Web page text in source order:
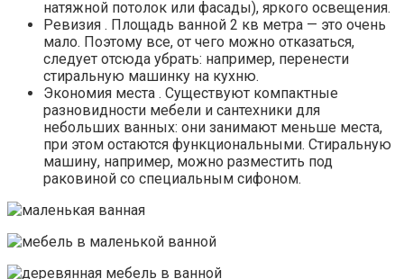
натяжной потолок или фасады), яркого освещения.
Ревизия . Площадь ванной 2 кв метра — это очень
мало. Поэтому все, от чего можно отказаться,
следует отсюда убрать: например, перенести
стиральную машинку на кухню.
Экономия места . Существуют компактные
разновидности мебели и сантехники для
небольших ванных: они занимают меньше места,
при этом остаются функциональными. Стиральную
машину, например, можно разместить под
раковиной со специальным сифоном.